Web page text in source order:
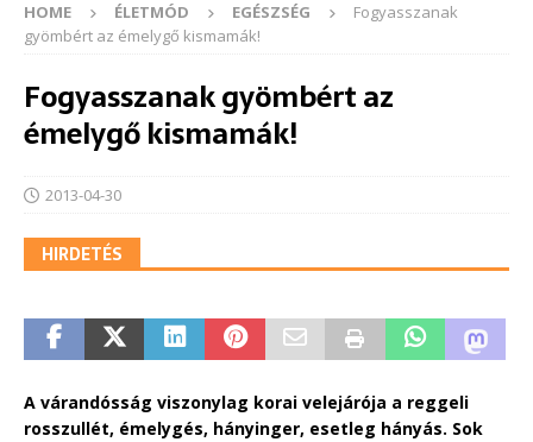
HOME ÉLETMÓD EGÉSZSÉG
Fogyasszanak
gyömbért az émelygő kismamák!
Fogyasszanak gyömbért az
émelygő kismamák!
2013-04-30
HIRDETÉS
A várandósság viszonylag korai velejárója a reggeli
rosszullét, émelygés, hányinger, esetleg hányás. Sok